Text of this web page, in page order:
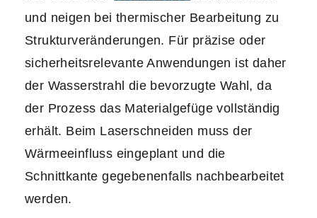
und neigen bei thermischer Bearbeitung zu
Strukturveränderungen. Für präzise oder
sicherheitsrelevante Anwendungen ist daher
der Wasserstrahl die bevorzugte Wahl, da
der Prozess das Materialgefüge vollständig
erhält. Beim Laserschneiden muss der
Wärmeeinfluss eingeplant und die
Schnittkante gegebenenfalls nachbearbeitet
werden.